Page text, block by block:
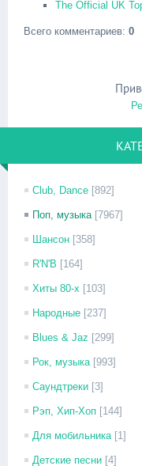
The Official UK
Всего комментариев: 0
Club, Dance [892]
Поп, музыка [7967]
Шансон [358]
R'N'B [164]
Хиты 80-х [103]
Народные [237]
Blues & Jaz [299]
Рок, музыка [993]
Саундтреки [3]
Рэп, Хип-Хоп [144]
Для мобильника [1]
Детские песни [4]